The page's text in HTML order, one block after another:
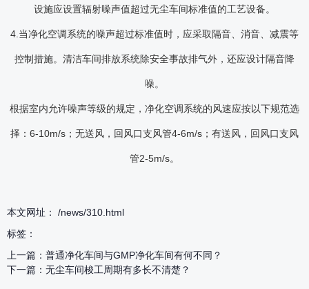
设施应设置辐射噪声值超过无尘车间标准值的工艺设备。
4.当净化空调系统的噪声超过标准值时，应采取隔音、消音、减震等
控制措施。清洁车间排放系统除安全事故排气外，还应设计隔音降
噪。
根据室内允许噪声等级的规定，净化空调系统的风速应按以下规范选
择：6-10m/s；无送风，回风口支风管4-6m/s；有送风，回风口支风
管2-5m/s。
本文网址： /news/310.html
标签：
上一篇： 普通净化车间与GMP净化车间有何不同？
下一篇： 无尘车间梭工周期有多长不清楚？